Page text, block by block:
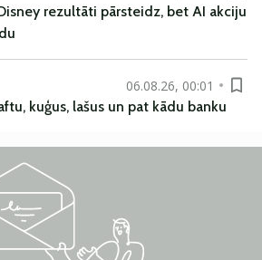
rezultāti pārsteidz, bet AI akciju
06.08.26, 00:01
kuģus, lašus un pat kādu banku